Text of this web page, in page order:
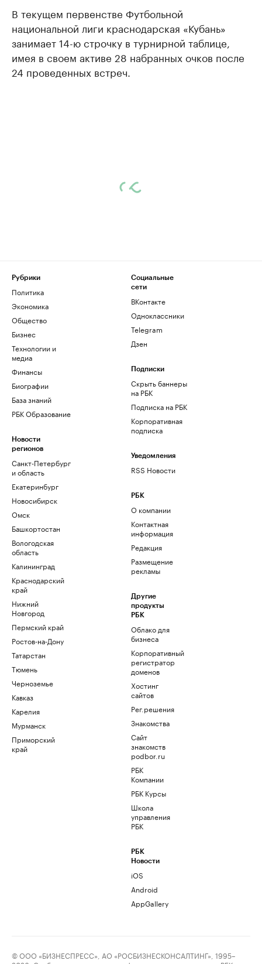
В текущем первенстве Футбольной
национальной лиги краснодарская «Кубань»
занимает 14-ю строчку в турнирной таблице,
имея в своем активе 28 набранных очков после
24 проведенных встреч.
Рубрики
Политика
Экономика
Общество
Бизнес
Технологии и
медиа
Финансы
Биографии
База знаний
РБК Образование
Новости
регионов
Санкт-Петербург
и область
Екатеринбург
Новосибирск
Омск
Башкортостан
Вологодская
область
Калининград
Краснодарский
край
Нижний
Новгород
Пермский край
Ростов-на-Дону
Татарстан
Тюмень
Черноземье
Кавказ
Карелия
Мурманск
Приморский
край
Социальные
сети
ВКонтакте
Одноклассники
Telegram
Дзен
Подписки
Скрыть баннеры
на РБК
Подписка на РБК
Корпоративная
подписка
Уведомления
RSS Новости
РБК
О компании
Контактная
информация
Редакция
Размещение
рекламы
Другие
продукты
РБК
Облако для
бизнеса
Корпоративный
регистратор
доменов
Хостинг
сайтов
Рег.решения
Знакомства
Сайт
знакомств
podbor.ru
РБК
Компании
РБК Курсы
Школа
управления
РБК
РБК
Новости
iOS
Android
AppGallery
© ООО «БИЗНЕСПРЕСС», АО «РОСБИЗНЕСКОНСАЛТИНГ», 1995–